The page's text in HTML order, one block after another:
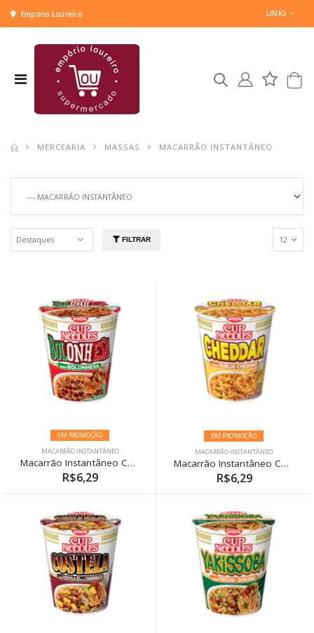
Empório Loureiro LINKS
MERCEARIA MASSAS MACARRÃO INSTANTÂNEO
FILTRAR
EM PROMOÇÃO
MACARRÃO INSTANTÂNEO
Macarrão Instantâneo Cup Noodles Bolonhesa 70G
R$6,29
EM PROMOÇÃO
MACARRÃO INSTANTÂNEO
Macarrão Instantâneo Cup Noodles Cheddar 69g
R$6,29